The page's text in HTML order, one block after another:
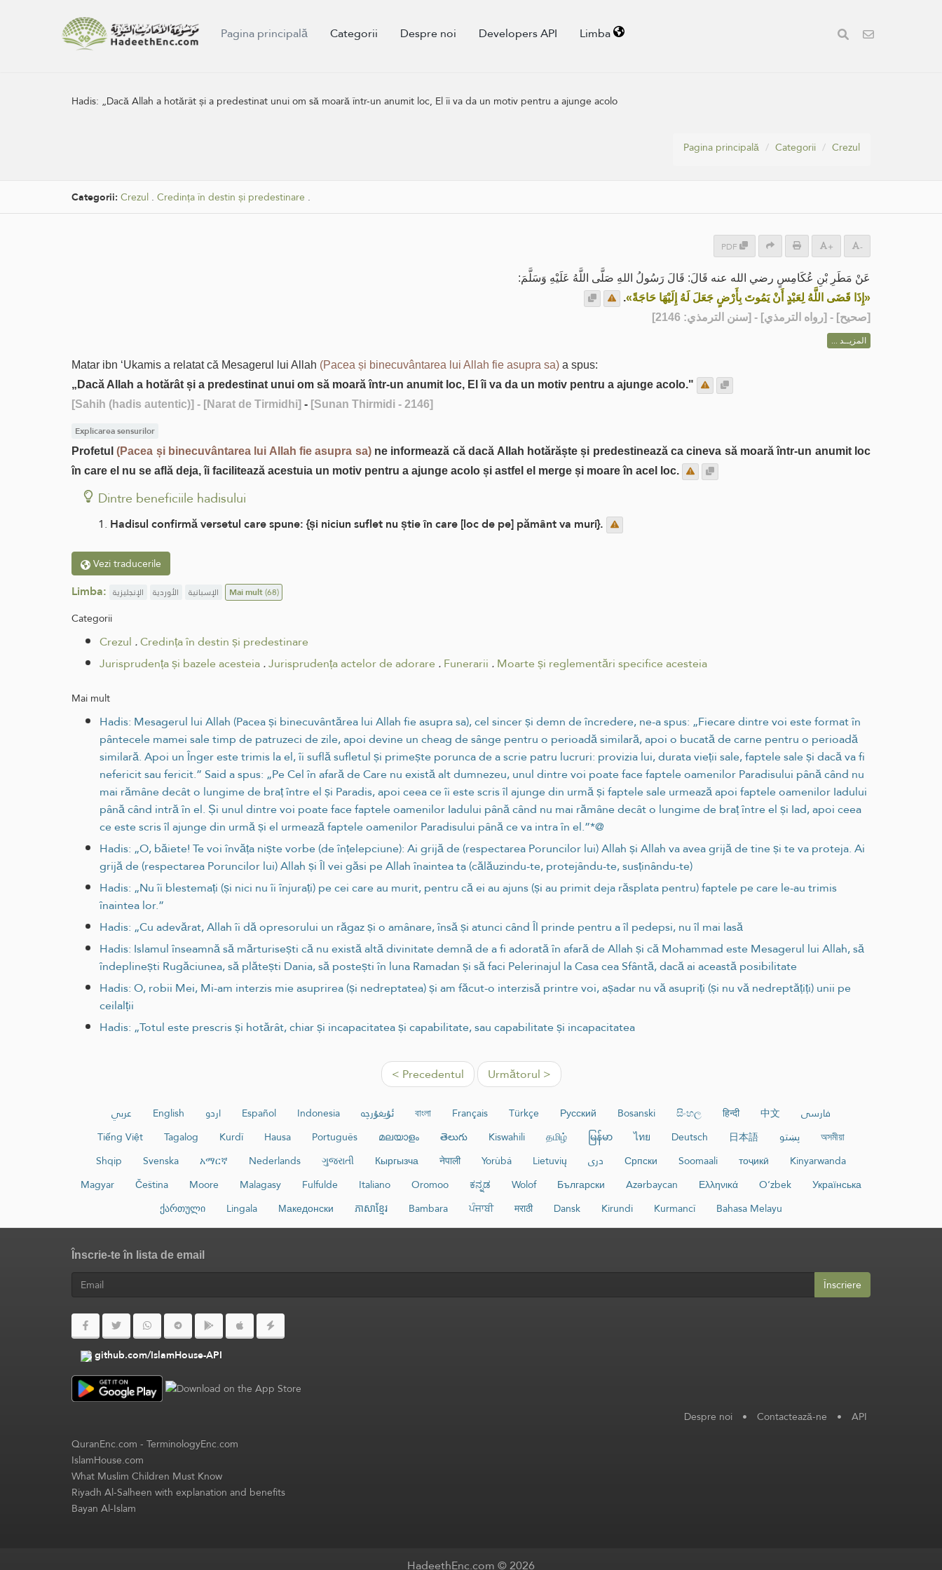
Pagina principală Categorii Despre noi Developers API Limba
Hadis: „Dacă Allah a hotărât și a predestinat unui om să moară într-un anumit loc, El îi va da un motiv pentru a ajunge acolo
Pagina principală Categorii Crezul
Categorii: Crezul . Credința în destin și predestinare .
PDF + -
عَنْ مَطَرِ بْنِ عُكَامِسٍ رضي الله عنه قَالَ: قَالَ رَسُولُ اللهِ صَلَّى اللَّهُ عَلَيْهِ وَسَلَّمَ:
«إِذَا قَضَى اللَّهُ لِعَبْدٍ أَنْ يَمُوتَ بِأَرْضٍ جَعَلَ لَهُ إِلَيْهَا حَاجَةً».
[صحيح] - [رواه الترمذي] - [سنن الترمذي: 2146]
المزيــد ...
Matar ibn ‘Ukamis a relatat că Mesagerul lui Allah (Pacea și binecuvântarea lui Allah fie asupra sa) a spus:
„Dacă Allah a hotărât și a predestinat unui om să moară într-un anumit loc, El îi va da un motiv pentru a ajunge acolo."
[Sahih (hadis autentic)] - [Narat de Tirmidhi] - [Sunan Thirmidi - 2146]
Explicarea sensurilor
Profetul(Pacea și binecuvântarea lui Allah fie asupra sa)ne informează că dacă Allah hotărăște și predestinează ca cineva să moară într-un anumit loc
în care el nu se află deja, îi facilitează acestuia un motiv pentru a ajunge acolo și astfel el merge și moare în acel loc.
Dintre beneficiile hadisului
Hadisul confirmă versetul care spune: {și niciun suflet nu știe în care [loc de pe] pământ va muri}.
Vezi traducerile
Limba: الإنجليزية الأوردية الإسبانية Mai mult(68)
Categorii
Crezul .Credința în destin și predestinare
Jurisprudența și bazele acesteia.Jurisprudența actelor de adorare .Funerarii .Moarte și reglementări specifice acesteia
Mai mult
Hadis: Mesagerul lui Allah (Pacea și binecuvântărea lui Allah fie asupra sa), cel sincer și demn de încredere, ne-a spus: „Fiecare dintre voi este format în
pântecele mamei sale timp de patruzeci de zile, apoi devine un cheag de sânge pentru o perioadă similară, apoi o bucată de carne pentru o perioadă
similară. Apoi un Înger este trimis la el, îi suflă sufletul și primește porunca de a scrie patru lucruri: provizia lui, durata vieții sale, faptele sale și dacă va fi
nefericit sau fericit.” Said a spus: „Pe Cel în afară de Care nu există alt dumnezeu, unul dintre voi poate face faptele oamenilor Paradisului până când nu
mai rămâne decât o lungime de braț între el și Paradis, apoi ceea ce îi este scris îl ajunge din urmă și faptele sale urmează apoi faptele oamenilor Iadului
până când intră în el. Și unul dintre voi poate face faptele oamenilor Iadului până când nu mai rămâne decât o lungime de braț între el și Iad, apoi ceea
ce este scris îl ajunge din urmă și el urmează faptele oamenilor Paradisului până ce va intra în el.”*@
Hadis: „O, băiete! Te voi învăța niște vorbe (de înțelepciune): Ai grijă de (respectarea Poruncilor lui) Allah și Allah va avea grijă de tine și te va proteja. Ai
grijă de (respectarea Poruncilor lui) Allah și Îl vei găsi pe Allah înaintea ta (călăuzindu-te, protejându-te, susținându-te)
Hadis: „Nu îi blestemați (și nici nu îi înjurați) pe cei care au murit, pentru că ei au ajuns (și au primit deja răsplata pentru) faptele pe care le-au trimis
înaintea lor.”
Hadis: „Cu adevărat, Allah îi dă opresorului un răgaz și o amânare, însă și atunci când Îl prinde pentru a îl pedepsi, nu îl mai lasă
Hadis: Islamul înseamnă să mărturisești că nu există altă divinitate demnă de a fi adorată în afară de Allah și că Mohammad este Mesagerul lui Allah, să
îndeplinești Rugăciunea, să plătești Dania, să postești în luna Ramadan și să faci Pelerinajul la Casa cea Sfântă, dacă ai această posibilitate
Hadis: O, robii Mei, Mi-am interzis mie asuprirea (și nedreptatea) și am făcut-o interzisă printre voi, așadar nu vă asupriți (și nu vă nedreptățiți) unii pe
ceilalții
Hadis: „Totul este prescris și hotărât, chiar și incapacitatea și capabilitate, sau capabilitate și incapacitatea
< Precedentul Următorul >
عربي English اردو Español Indonesia ئۇيغۇرچە বাংলা Français Türkçe Русский Bosanski සිංහල हिन्दी 中文
فارسی
Tiếng Việt
Tagalog Kurdî Hausa Português മലയാളം తెలుగు Kiswahili தமிழ் မြန်မာ ไทย Deutsch 日本語 پښتو
অসমীয়া
Shqip
Svenska አማርኛ Nederlands ગુજરાતી Кыргызча नेपाली Yorùbá Lietuvių دری Српски Soomaali тоҷикӣ
Kinyarwanda
Magyar
Čeština Moore Malagasy Fulfulde Italiano Oromoo ಕನ್ನಡ Wolof Български Azərbaycan Ελληνικά O‘zbek
Українська
ქართული
Lingala Македонски ភាសាខ្មែរ Bambara ਪੰਜਾਬੀ मराठी Dansk Kirundi Kurmancî Bahasa Melayu
Înscrie-te în lista de email
Înscriere
github.com/IslamHouse-API
Despre noi • Contactează-ne • API
QuranEnc.com-TerminologyEnc.com
IslamHouse.com
What Muslim Children Must Know
Riyadh Al-Salheen with explanation and benefits
Bayan Al-Islam
HadeethEnc.com © 2026